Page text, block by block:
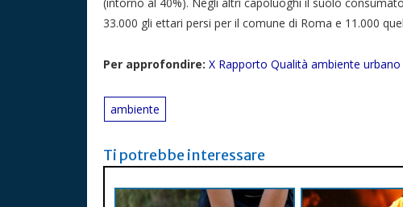
(intorno al 40%). Negli altri capoluoghi il suolo
33.000 gli ettari persi per il comune di Roma e 11.000
Per approfondire: X Rapporto Qualità ambiente urbano
ambiente
Ti potrebbe interessare